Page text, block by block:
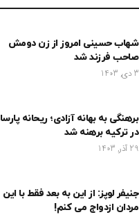
شهاب حسینی امروز از زن دومش
صاحب فرزند شد
3 دی, 1403
برهنگی به بهانه آزادی؛ ریحانه پارسا
در ترکیه برهنه شد
29 آذر, 1403
جنیفر لوپز: از این به بعد فقط با این
مردان ازدواج می کنم!